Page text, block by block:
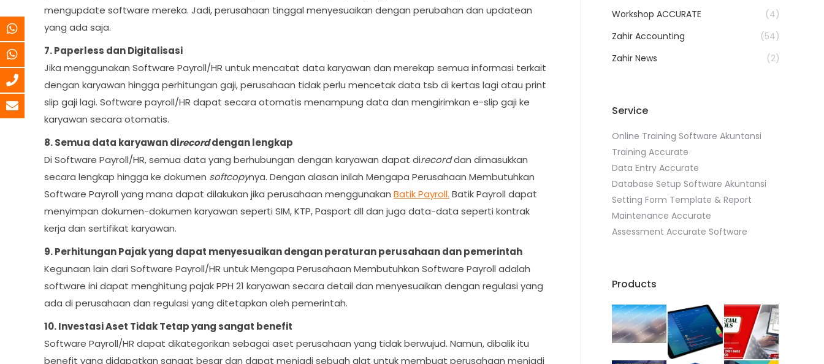
mengupdate software mereka. Jadi, perusahaan tinggal menyesuaikan dengan perubahan dan updatean
yang ada saja.
7. Paperless dan Digitalisasi
Jika menggunakan Software Payroll/HR untuk mencatat data karyawan dan merekap semua informasi terkait
dengan karyawan hingga perhitungan gaji, perusahaan tidak perlu mencetak data tsb di kertas lagi atau print
slip gaji lagi. Software payroll/HR dapat secara otomatis menampung data dan mengirimkan e-slip gaji ke
karyawan secara otomatis.
8. Semua data karyawan direcorddengan lengkap
Di Software Payroll/HR, semua data yang berhubungan dengan karyawan dapat direcorddan dimasukkan
secara lengkap hingga ke dokumen softcopynya. Dengan alasan inilah Mengapa Perusahaan Membutuhkan
Software Payroll yang mana dapat dilakukan jika perusahaan menggunakan Batik Payroll. Batik Payroll dapat
menyimpan dokumen-dokumen karyawan seperti SIM, KTP, Pasport dll dan juga data-data seperti kontrak
kerja dan sertifikat karyawan.
9. Perhitungan Pajak yang dapat menyesuaikan dengan peraturan perusahaan dan pemerintah
Kegunaan lain dari Software Payroll/HR untuk Mengapa Perusahaan Membutuhkan Software Payroll adalah
software ini dapat menghitung pajak PPH 21 karyawan secara detail dan menyesuaikan dengan regulasi yang
ada di perusahaan dan regulasi yang ditetapkan oleh pemerintah.
10. Investasi Aset Tidak Tetap yang sangat benefit
Software Payroll/HR dapat dikategorikan sebagai aset perusahaan yang tidak berwujud. Namun, dibalik itu
benefit yang didapatkan sangat besar dan dapat menjadi sebuah alat untuk membuat perusahaan menjadi
Workshop ACCURATE
(4)
Zahir Accounting
(54)
Zahir News
(2)
Service
Online Training Software Akuntansi
Training Accurate
Data Entry Accurate
Database Setup Software Akuntansi
Setting Form Template & Report
Maintenance Accurate
Assessment Accurate Software
Products